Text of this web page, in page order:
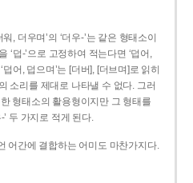
워, 더우며’의 ‘더우-­’는 같은 형태소이
‘덥-­’으로 고정하여 적는다면 ‘덥어,
어, 덥으며’는 [더버], [더브며]로 읽히
소리를 제대로 나타낼 수 없다. 그러
형태소의 활용형이지만 그 형태를
’ 두 가지로 적게 된다.
어간에 결합하는 어미도 마찬가지다.